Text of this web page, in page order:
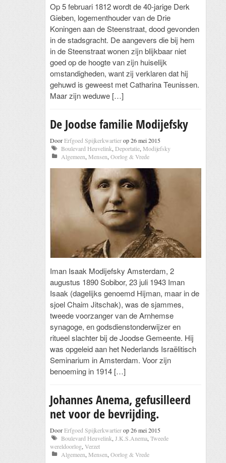
Op 5 februari 1812 wordt de 40-jarige Derk
Gieben, logementhouder van de Drie
Koningen aan de Steenstraat, dood gevonden
in de stadsgracht. De aangevers die bij hem
in de Steenstraat wonen zijn blijkbaar niet
goed op de hoogte van zijn huiselijk
omstandigheden, want zij verklaren dat hij
gehuwd is geweest met Catharina Teunissen.
Maar zijn weduwe […]
De Joodse familie Modijefsky
DoorErfgoed Spijkerkwartierop 26 mei 2015
Boulevard Heuvelink, Deportatie, Modijefsky
Algemeen, Mensen, Oorlog & Vrede
Iman Isaak Modijefsky Amsterdam, 2
augustus 1890 Sobibor, 23 juli 1943 Iman
Isaak (dagelijks genoemd Hijman, maar in de
sjoel Chaim Jitschak), was de sjammes,
tweede voorzanger van de Arnhemse
synagoge, en godsdienstonderwijzer en
ritueel slachter bij de Joodse Gemeente. Hij
was opgeleid aan het Nederlands Israëlitisch
Seminarium in Amsterdam. Voor zijn
benoeming in 1914 […]
Johannes Anema, gefusilleerd
net voor de bevrijding.
DoorErfgoed Spijkerkwartierop 26 mei 2015
Boulevard Heuvelink, J.K.S.Anema, Tweede
wereldoorlog, Verzet
Algemeen, Mensen, Oorlog & Vrede